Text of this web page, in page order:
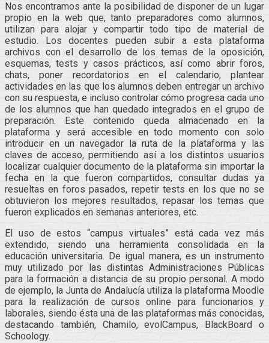
Nos encontramos ante la posibilidad de disponer de un lugar
propio en la web que, tanto preparadores como alumnos,
utilizan para alojar y compartir todo tipo de material de
estudio. Los docentes pueden subir a esta plataforma
archivos con el desarrollo de los temas de la oposición,
esquemas, tests y casos prácticos, así como abrir foros,
chats, poner recordatorios en el calendario, plantear
actividades en las que los alumnos deben entregar un archivo
con su respuesta, e incluso controlar cómo progresa cada uno
de los alumnos que han quedado integrados en el grupo de
preparación. Este contenido queda almacenado en la
plataforma y será accesible en todo momento con solo
introducir en un navegador la ruta de la plataforma y las
claves de acceso, permitiendo así a los distintos usuarios
localizar cualquier documento de la plataforma sin importar la
fecha en la que fueron compartidos, consultar dudas ya
resueltas en foros pasados, repetir tests en los que no se
obtuvieron los mejores resultados, repasar los temas que
fueron explicados en semanas anteriores, etc.
El uso de estos “campus virtuales” está cada vez más
extendido, siendo una herramienta consolidada en la
educación universitaria. De igual manera, es un instrumento
muy utilizado por las distintas Administraciones Públicas
para la formación a distancia de su propio personal. A modo
de ejemplo, la Junta de Andalucía utiliza la plataforma Moodle
para la realización de cursos online para funcionarios y
laborales, siendo ésta una de las plataformas más conocidas,
destacando también, Chamilo, evolCampus, BlackBoard o
Schoology.